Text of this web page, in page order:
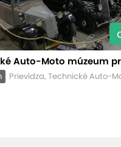
Auto-Moto múzeum
Prievidza, Technické Auto-